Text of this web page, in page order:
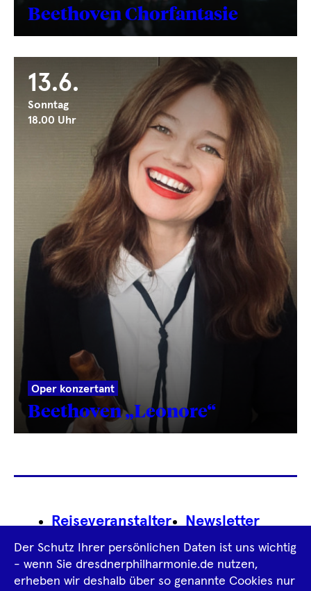
Beethoven Chorfantasie
13.6.
Sonntag
18.00 Uhr
Oper konzertant
Beethoven „Leonore“
Footer
Reiseveranstalter Newsletter
Impressum
Der Schutz Ihrer persönlichen Daten ist uns wichtig
- wenn Sie dresdnerphilharmonie.de nutzen,
erheben wir deshalb über so genannte Cookies nur